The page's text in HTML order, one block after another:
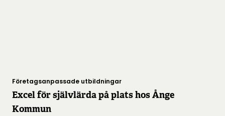
Företagsanpassade utbildningar
Excel för självlärda på plats hos Ånge
Kommun